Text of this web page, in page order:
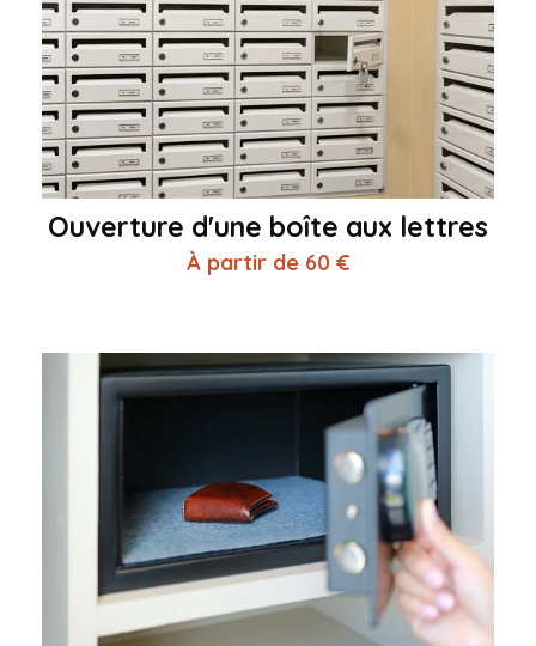
Ouverture d'une boîte aux lettres
À partir de 60 €